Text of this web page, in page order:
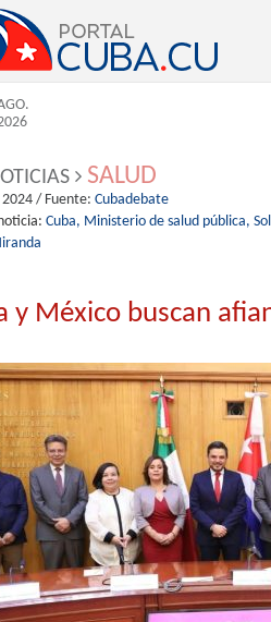
SALUD
/ Fuente: Cubadebate
Cuba, Ministerio de salud pública,
y México buscan